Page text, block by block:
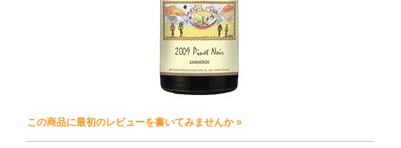
この商品に最初のレビューを書いてみませんか »